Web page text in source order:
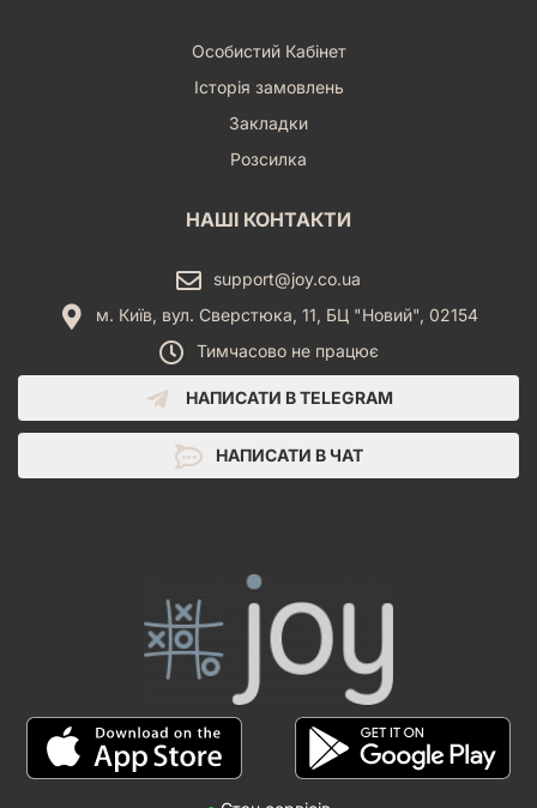
Особистий Кабінет
Історія замовлень
Закладки
Розсилка
НАШІ КОНТАКТИ
support@joy.co.ua
м. Київ, вул. Сверстюка, 11, БЦ "Новий", 02154
Тимчасово не працює
НАПИСАТИ В TELEGRAM
НАПИСАТИ В ЧАТ